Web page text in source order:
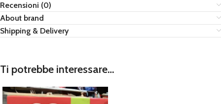
Recensioni (0)
About brand
Shipping & Delivery
Ti potrebbe interessare…